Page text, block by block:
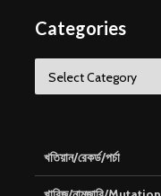
Categories
খতিয়ান/রেকর্ড/পর্চা